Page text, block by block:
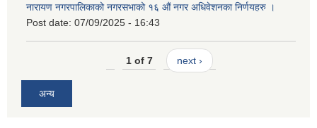
नारायण नगरपालिकाको नगरसभाको १६ औं नगर अधिवेशनका निर्णयहरु ।
Post date: 07/09/2025 - 16:43
1 of 7 next ›
अन्य